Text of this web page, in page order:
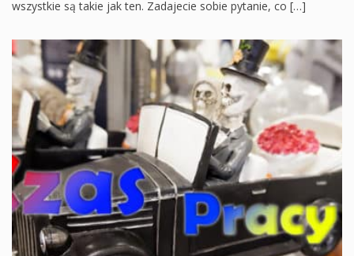
wszystkie są takie jak ten. Zadajecie sobie pytanie, co […]